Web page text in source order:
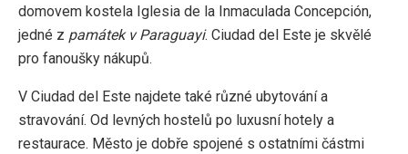
domovem kostela Iglesia de la Inmaculada Concepción,
jedné z památek v Paraguayi. Ciudad del Este je skvělé
pro fanoušky nákupů.
V Ciudad del Este najdete také různé ubytování a
stravování. Od levných hostelů po luxusní hotely a
restaurace. Město je dobře spojené s ostatními částmi